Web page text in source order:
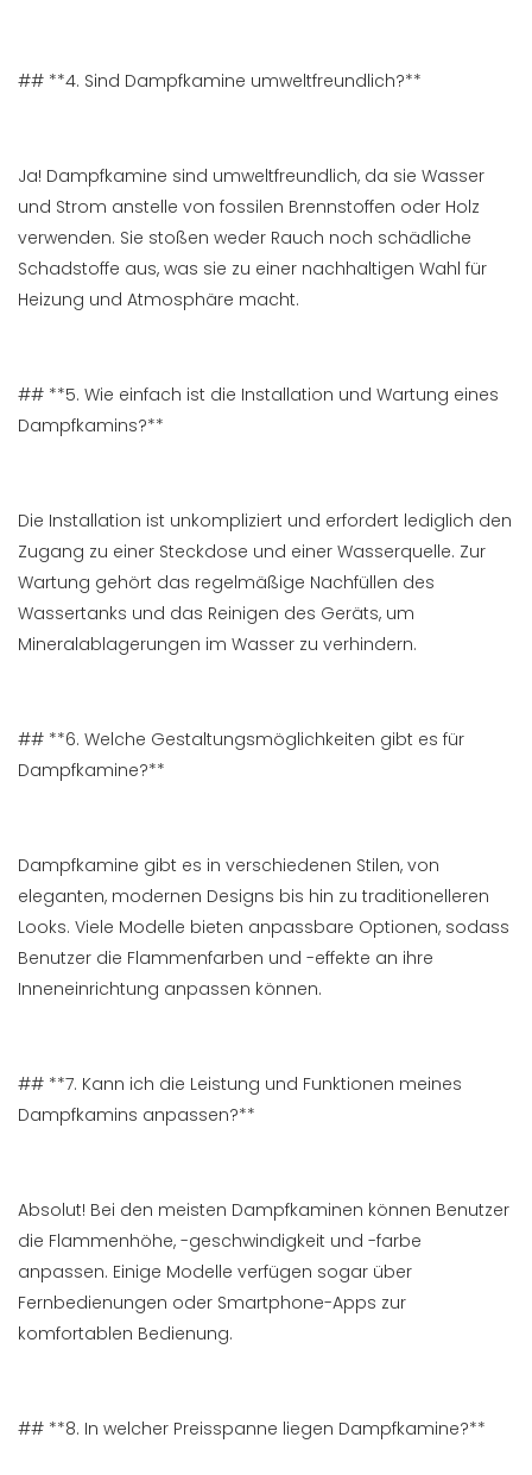
## **4. Sind Dampfkamine umweltfreundlich?**
Ja! Dampfkamine sind umweltfreundlich, da sie Wasser
und Strom anstelle von fossilen Brennstoffen oder Holz
verwenden. Sie stoßen weder Rauch noch schädliche
Schadstoffe aus, was sie zu einer nachhaltigen Wahl für
Heizung und Atmosphäre macht.
## **5. Wie einfach ist die Installation und Wartung eines
Dampfkamins?**
Die Installation ist unkompliziert und erfordert lediglich den
Zugang zu einer Steckdose und einer Wasserquelle. Zur
Wartung gehört das regelmäßige Nachfüllen des
Wassertanks und das Reinigen des Geräts, um
Mineralablagerungen im Wasser zu verhindern.
## **6. Welche Gestaltungsmöglichkeiten gibt es für
Dampfkamine?**
Dampfkamine gibt es in verschiedenen Stilen, von
eleganten, modernen Designs bis hin zu traditionelleren
Looks. Viele Modelle bieten anpassbare Optionen, sodass
Benutzer die Flammenfarben und -effekte an ihre
Inneneinrichtung anpassen können.
## **7. Kann ich die Leistung und Funktionen meines
Dampfkamins anpassen?**
Absolut! Bei den meisten Dampfkaminen können Benutzer
die Flammenhöhe, -geschwindigkeit und -farbe
anpassen. Einige Modelle verfügen sogar über
Fernbedienungen oder Smartphone-Apps zur
komfortablen Bedienung.
## **8. In welcher Preisspanne liegen Dampfkamine?**